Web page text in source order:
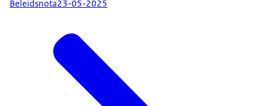
Beleidsnota23-05-2025